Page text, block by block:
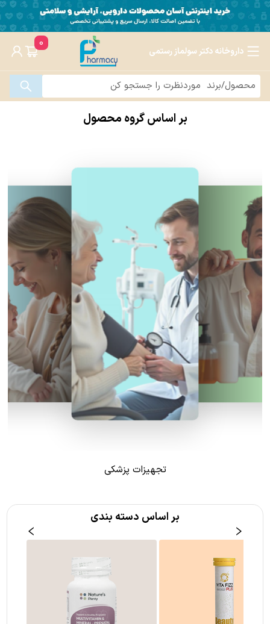
داروخانه دکتر سولماز رستمی
0
بر اساس گروه محصول
تجهیزات پزشکی
بر اساس دسته بندی